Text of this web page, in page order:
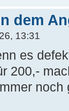
dem
13:31
es
200,-